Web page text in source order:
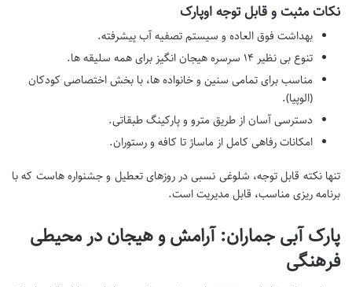
نکات مثبت و قابل توجه اوپارک
بهداشت فوق العاده و سیستم تصفیه آب پیشرفته.
تنوع بی نظیر ۱۴ سرسره هیجان انگیز برای همه سلیقه ها.
مناسب برای تمامی سنین و خانواده ها، با بخش اختصاصی کودکان
(الوپیا).
دسترسی آسان از طریق مترو و پارکینگ طبقاتی.
امکانات رفاهی کامل از ماساژ تا کافه و رستوران.
تنها نکته قابل توجه، شلوغی نسبی در روزهای تعطیل و جشنواره هاست که با
برنامه ریزی مناسب، قابل مدیریت است.
پارک آبی جماران: آرامش و هیجان در محیطی
فرهنگی